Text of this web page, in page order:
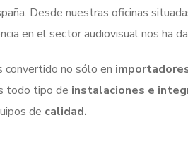
Desde nuestras oficinas
en el sector audiovisual nos ha
convertido no sólo en
todo tipo de instalaciones e
de calidad.